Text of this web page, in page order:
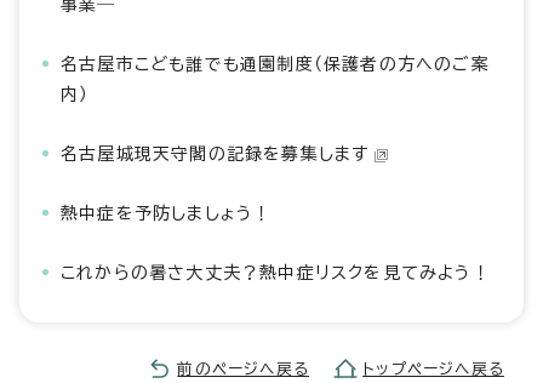
事業―
名古屋市こども誰でも通園制度（保護者の方へのご案
内）
名古屋城現天守閣の記録を募集します
熱中症を予防しましょう！
これからの暑さ大丈夫？熱中症リスクを見てみよう！
前のページへ戻る トップページへ戻る